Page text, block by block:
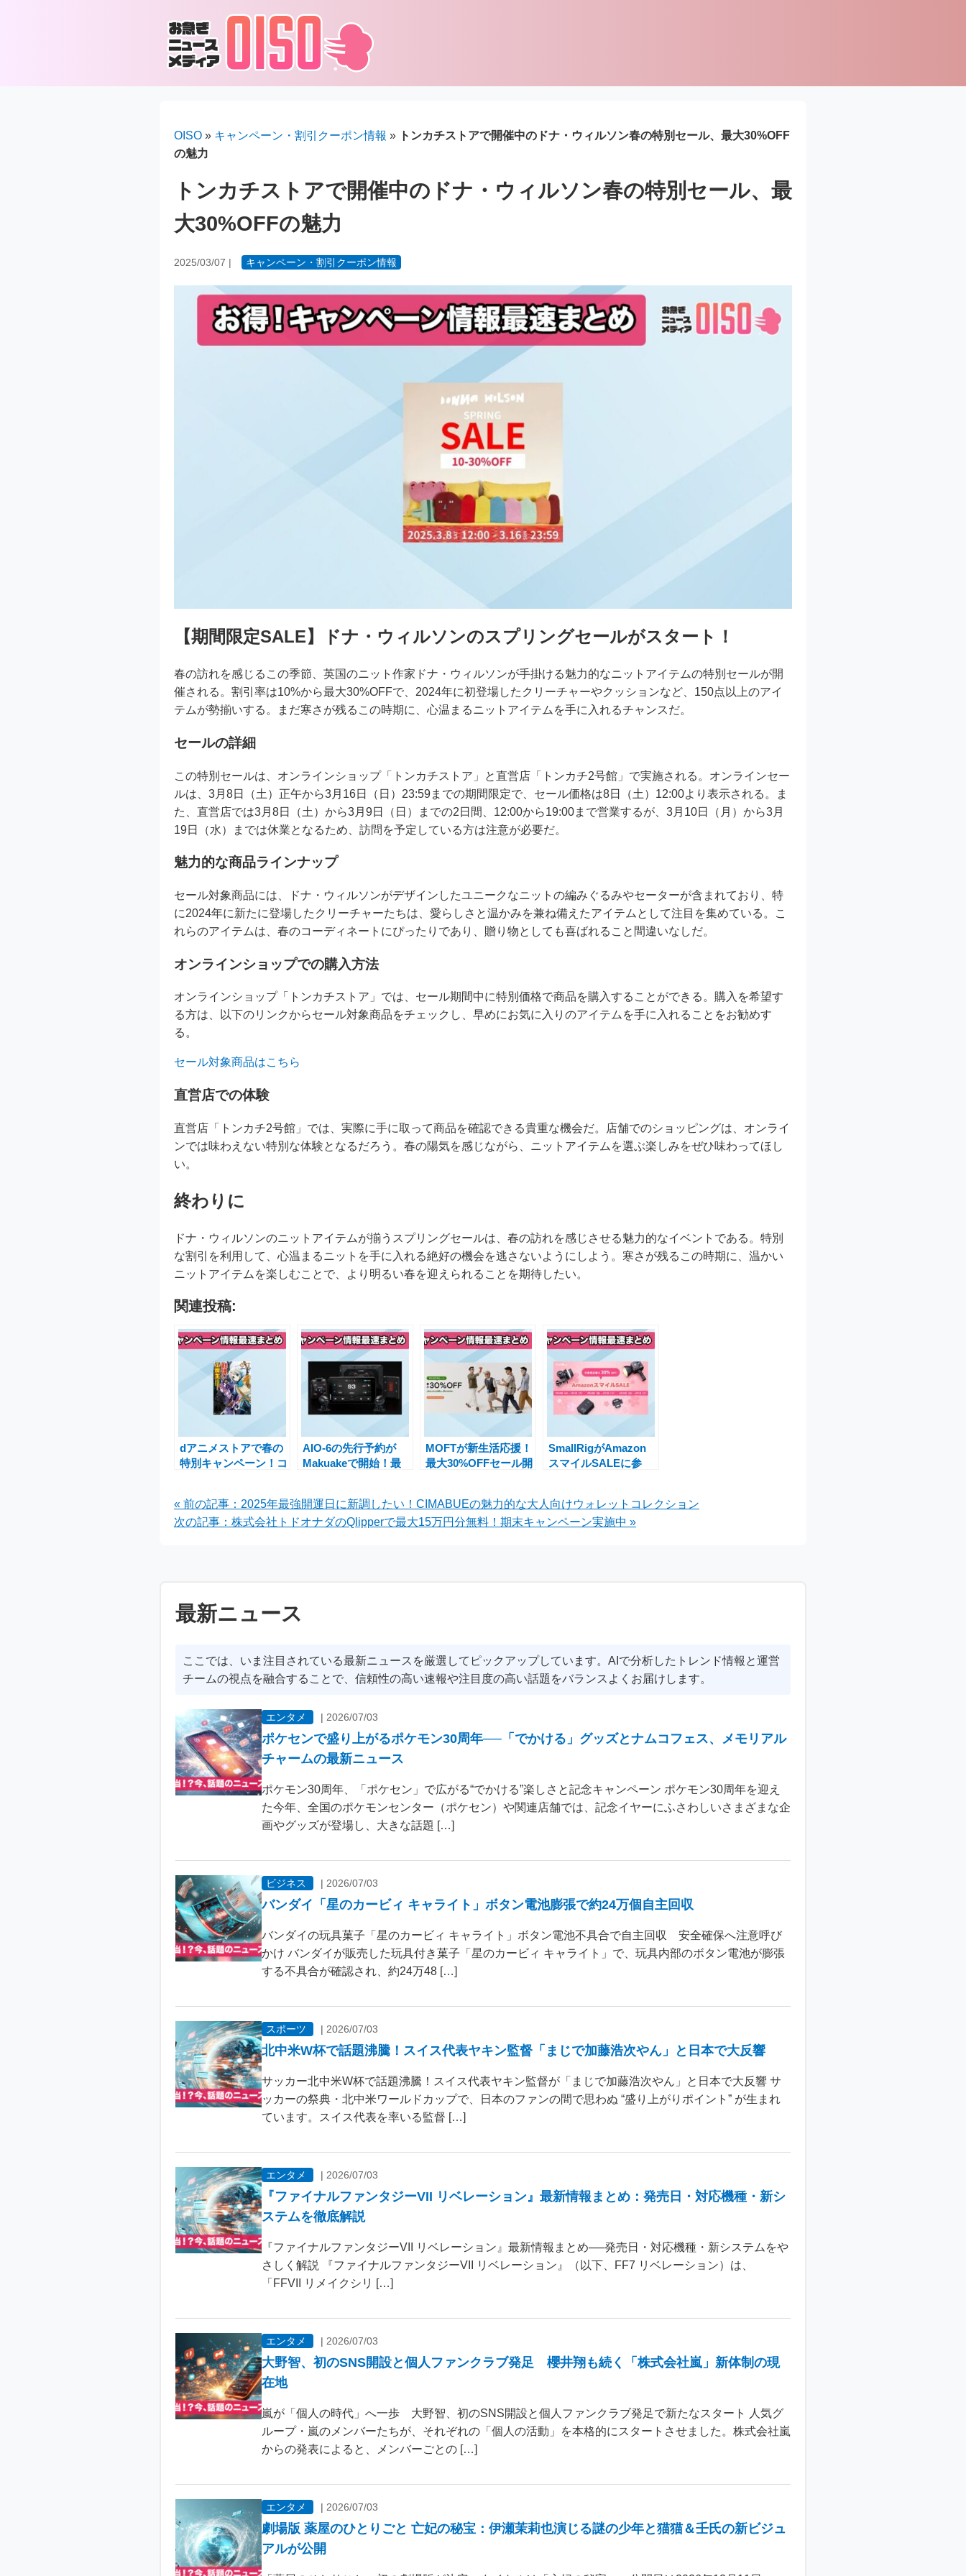
OISO » キャンペーン・割引クーポン情報 »
トンカチストアで開催中のドナ・ウィルソン春の特別セール、最大30%OFF
の魅力
トンカチストアで開催中のドナ・ウィルソン春の特別セール、最
大30%OFFの魅力
2025/03/07 | キャンペーン・割引クーポン情報
【期間限定SALE】ドナ・ウィルソンのスプリングセールがスタート！
春の訪れを感じるこの季節、英国のニット作家ドナ・ウィルソンが手掛ける魅力的なニットアイテムの特別セールが開
催される。割引率は10%から最大30%OFFで、2024年に初登場したクリーチャーやクッションなど、150点以上のアイ
テムが勢揃いする。まだ寒さが残るこの時期に、心温まるニットアイテムを手に入れるチャンスだ。
セールの詳細
この特別セールは、オンラインショップ「トンカチストア」と直営店「トンカチ2号館」で実施される。オンラインセー
ルは、3月8日（土）正午から3月16日（日）23:59までの期間限定で、セール価格は8日（土）12:00より表示される。ま
た、直営店では3月8日（土）から3月9日（日）までの2日間、12:00から19:00まで営業するが、3月10日（月）から3月
19日（水）までは休業となるため、訪問を予定している方は注意が必要だ。
魅力的な商品ラインナップ
セール対象商品には、ドナ・ウィルソンがデザインしたユニークなニットの編みぐるみやセーターが含まれており、特
に2024年に新たに登場したクリーチャーたちは、愛らしさと温かみを兼ね備えたアイテムとして注目を集めている。こ
れらのアイテムは、春のコーディネートにぴったりであり、贈り物としても喜ばれること間違いなしだ。
オンラインショップでの購入方法
オンラインショップ「トンカチストア」では、セール期間中に特別価格で商品を購入することができる。購入を希望す
る方は、以下のリンクからセール対象商品をチェックし、早めにお気に入りのアイテムを手に入れることをお勧めす
る。
セール対象商品はこちら
直営店での体験
直営店「トンカチ2号館」では、実際に手に取って商品を確認できる貴重な機会だ。店舗でのショッピングは、オンライ
ンでは味わえない特別な体験となるだろう。春の陽気を感じながら、ニットアイテムを選ぶ楽しみをぜひ味わってほし
い。
終わりに
ドナ・ウィルソンのニットアイテムが揃うスプリングセールは、春の訪れを感じさせる魅力的なイベントである。特別
な割引を利用して、心温まるニットを手に入れる絶好の機会を逃さないようにしよう。寒さが残るこの時期に、温かい
ニットアイテムを楽しむことで、より明るい春を迎えられることを期待したい。
関連投稿:
dアニメストアで春の
特別キャンペーン！コ
AIO-6の先行予約が
Makuakeで開始！最
MOFTが新生活応援！
最大30%OFFセール開
SmallRigがAmazon
スマイルSALEに参
« 前の記事：2025年最強開運日に新調したい！CIMABUEの魅力的な大人向けウォレットコレクション
次の記事：株式会社トドオナダのQlipperで最大15万円分無料！期末キャンペーン実施中 »
最新ニュース
ここでは、いま注目されている最新ニュースを厳選してピックアップしています。AIで分析したトレンド情報と運営
チームの視点を融合することで、信頼性の高い速報や注目度の高い話題をバランスよくお届けします。
エンタメ | 2026/07/03
ポケセンで盛り上がるポケモン30周年──「でかける」グッズとナムコフェス、メモリアル
チャームの最新ニュース
ポケモン30周年、「ポケセン」で広がる“でかける”楽しさと記念キャンペーン ポケモン30周年を迎え
た今年、全国のポケモンセンター（ポケセン）や関連店舗では、記念イヤーにふさわしいさまざまな企
画やグッズが登場し、大きな話題 […]
ビジネス | 2026/07/03
バンダイ「星のカービィ キャライト」ボタン電池膨張で約24万個自主回収
バンダイの玩具菓子「星のカービィ キャライト」ボタン電池不具合で自主回収 安全確保へ注意呼び
かけ バンダイが販売した玩具付き菓子「星のカービィ キャライト」で、玩具内部のボタン電池が膨張
する不具合が確認され、約24万48 […]
スポーツ | 2026/07/03
北中米W杯で話題沸騰！スイス代表ヤキン監督「まじで加藤浩次やん」と日本で大反響
サッカー北中米W杯で話題沸騰！スイス代表ヤキン監督が「まじで加藤浩次やん」と日本で大反響 サ
ッカーの祭典・北中米ワールドカップで、日本のファンの間で思わぬ “盛り上がりポイント” が生まれ
ています。スイス代表を率いる監督 […]
エンタメ | 2026/07/03
『ファイナルファンタジーVII リベレーション』最新情報まとめ：発売日・対応機種・新シ
ステムを徹底解説
『ファイナルファンタジーVII リベレーション』最新情報まとめ──発売日・対応機種・新システムをや
さしく解説 『ファイナルファンタジーVII リベレーション』（以下、FF7 リベレーション）は、
「FFVII リメイクシリ […]
エンタメ | 2026/07/03
大野智、初のSNS開設と個人ファンクラブ発足 櫻井翔も続く「株式会社嵐」新体制の現
在地
嵐が「個人の時代」へ一歩 大野智、初のSNS開設と個人ファンクラブ発足で新たなスタート 人気グ
ループ・嵐のメンバーたちが、それぞれの「個人の活動」を本格的にスタートさせました。株式会社嵐
からの発表によると、メンバーごとの […]
エンタメ | 2026/07/03
劇場版 薬屋のひとりごと 亡妃の秘宝：伊瀬茉莉也演じる謎の少年と猫猫＆壬氏の新ビジュ
アルが公開